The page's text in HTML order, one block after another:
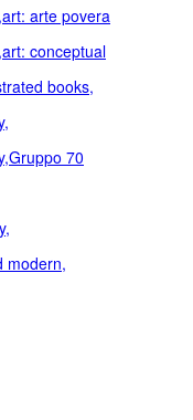
arte povera
conceptual
books,
70
modern,